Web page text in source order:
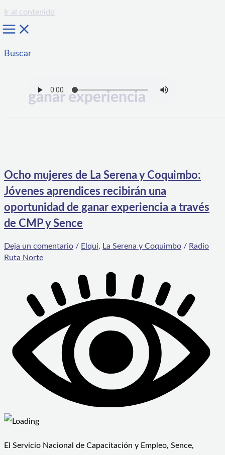
Ir al contenido
Buscar
ganar experiencia
Ocho mujeres de La Serena y Coquimbo:
Jóvenes aprendices recibirán una
oportunidad de ganar experiencia a través
de CMP y Sence
Deja un comentario / Elqui, La Serena y Coquimbo / Radio
Ruta Norte
El Servicio Nacional de Capacitación y Empleo, Sence,